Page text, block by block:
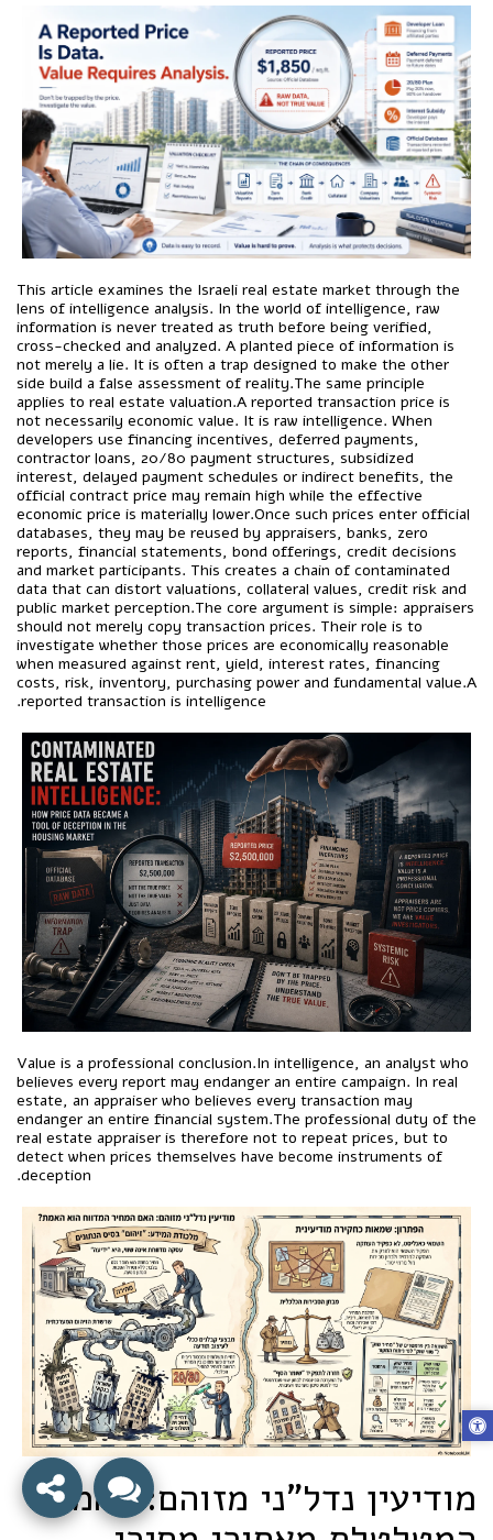
This article examines the Israeli real estate market through the
lens of intelligence analysis. In the world of intelligence, raw
information is never treated as truth before being verified,
cross-checked and analyzed. A planted piece of information is
not merely a lie. It is often a trap designed to make the other
side build a false assessment of reality.The same principle
applies to real estate valuation.A reported transaction price is
not necessarily economic value. It is raw intelligence. When
developers use financing incentives, deferred payments,
contractor loans, 20/80 payment structures, subsidized
interest, delayed payment schedules or indirect benefits, the
official contract price may remain high while the effective
economic price is materially lower.Once such prices enter official
databases, they may be reused by appraisers, banks, zero
reports, financial statements, bond offerings, credit decisions
and market participants. This creates a chain of contaminated
data that can distort valuations, collateral values, credit risk and
public market perception.The core argument is simple: appraisers
should not merely copy transaction prices. Their role is to
investigate whether those prices are economically reasonable
when measured against rent, yield, interest rates, financing
costs, risk, inventory, purchasing power and fundamental value.A
reported transaction is intelligence.
Value is a professional conclusion.In intelligence, an analyst who
believes every report may endanger an entire campaign. In real
estate, an appraiser who believes every transaction may
endanger an entire financial system.The professional duty of the
real estate appraiser is therefore not to repeat prices, but to
detect when prices themselves have become instruments of
deception.
מודיעין נדל"ני מזוהם: האמת